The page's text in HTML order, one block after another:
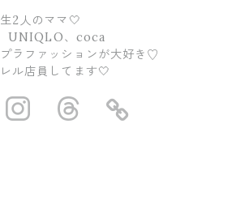
2人のママ🤍
UNIQLO、coca
ラファッションが大好き♡
ル店員してます🤍
https://https://